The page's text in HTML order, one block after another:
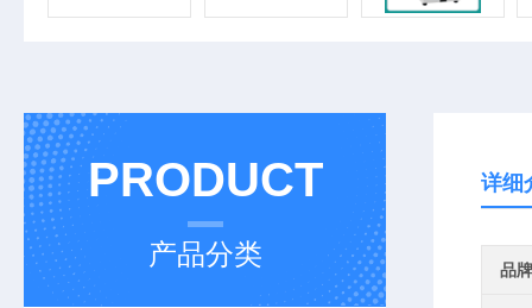
PRODUCT
产品分类
详细
品牌